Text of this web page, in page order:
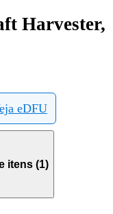
Harvester,
eDFU
itens (1)